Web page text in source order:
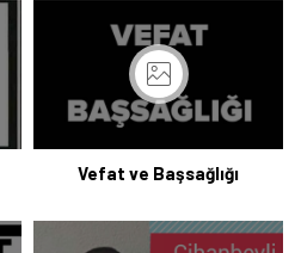
Vefat ve Başsağlığı